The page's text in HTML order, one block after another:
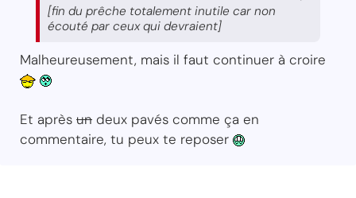
[fin du prêche totalement inutile car non
écouté par ceux qui devraient]
Malheureusement, mais il faut continuer à croire
Et après un deux pavés comme ça en
commentaire, tu peux te reposer